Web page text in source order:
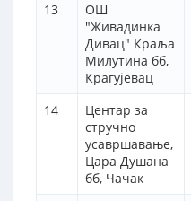
13
ОШ
"Живадинка
Дивац" Краља
Милутина бб,
Крагујевац
14
Центар за
стручно
усавршавање,
Цара Душана
бб, Чачак